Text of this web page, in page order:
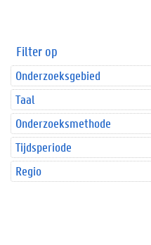
Filter op
Onderzoeksgebied
Taal
Onderzoeksmethode
Tijdsperiode
Regio